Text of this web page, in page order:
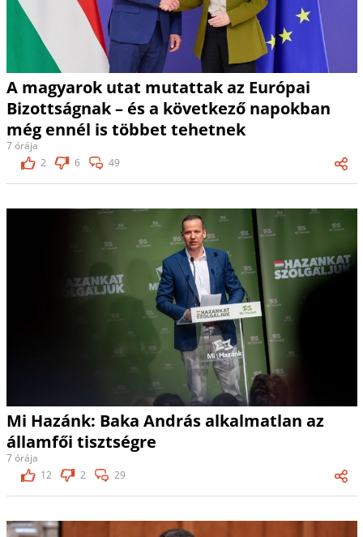
A magyarok utat mutattak az Európai
Bizottságnak – és a következő napokban
még ennél is többet tehetnek
7 órája
2
6 49
Mi Hazánk: Baka András alkalmatlan az
államfői tisztségre
7 órája
12
2 29